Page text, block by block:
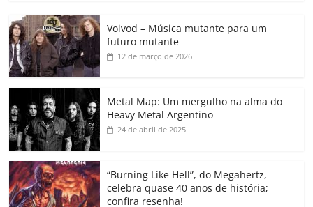
c
e
b
o
o
k
itt
er
ai at
s
A
p
k
e
dI
gl
e
a
ss
o
m
y
k
p
h
Voivod – Música mutante para um
futuro mutante
12 de março de 2026
Metal Map: Um mergulho na alma do
Heavy Metal Argentino
24 de abril de 2025
“Burning Like Hell”, do Megahertz,
celebra quase 40 anos de história;
confira resenha!